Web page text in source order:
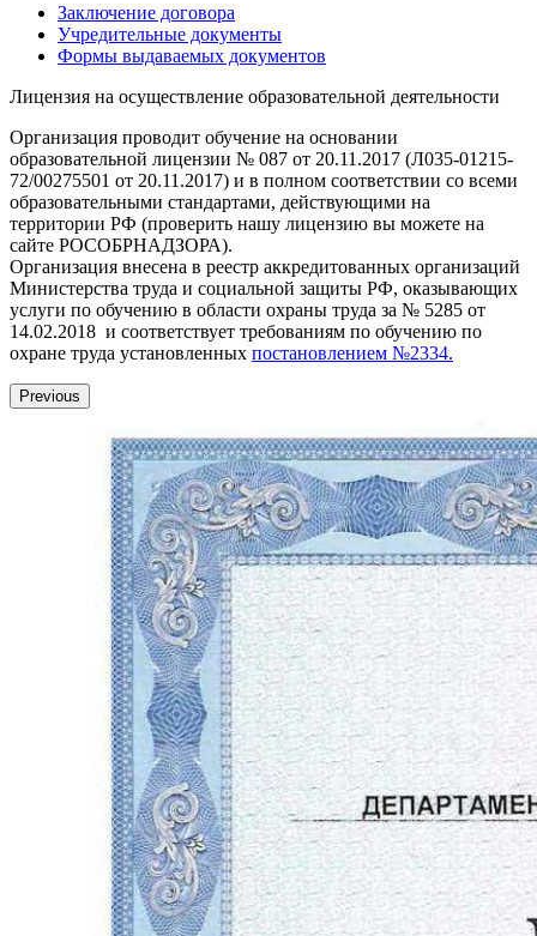
Заключение договора
Учредительные документы
Формы выдаваемых документов
Лицензия на осуществление образовательной деятельности
Организация проводит обучение на основании
образовательной лицензии № 087 от 20.11.2017 (Л035-01215-
72/00275501 от 20.11.2017) и в полном соответствии со всеми
образовательными стандартами, действующими на
территории РФ (проверить нашу лицензию вы можете на
сайте РОСОБРНАДЗОРА).
Организация внесена в реестр аккредитованных организаций
Министерства труда и социальной защиты РФ, оказывающих
услуги по обучению в области охраны труда за № 5285 от
14.02.2018 и соответствует требованиям по обучению по
охране труда установленных постановлением №2334.
Previous